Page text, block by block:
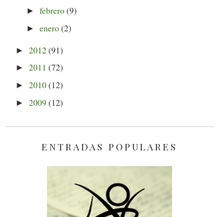
► febrero(9)
► enero(2)
►2012(91)
►2011 (72)
►2010(12)
►2009 (12)
ENTRADAS POPULARES